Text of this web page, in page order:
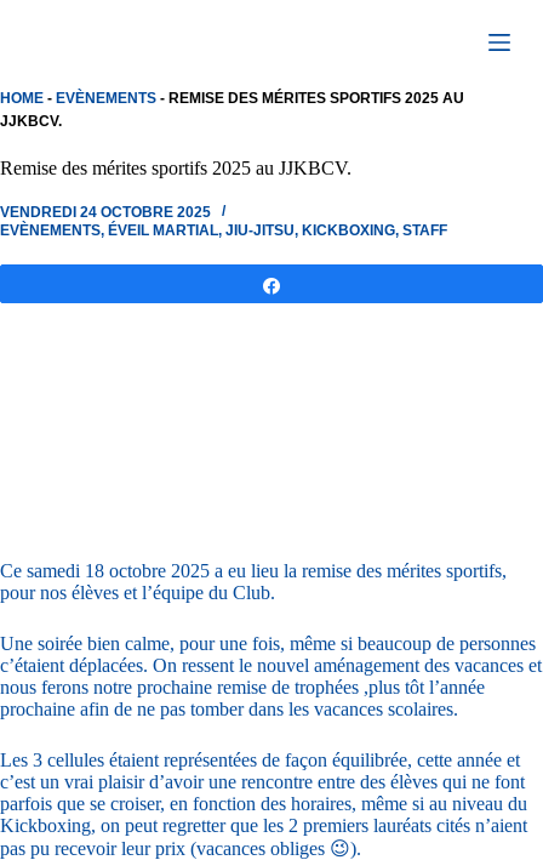
HOME - EVÈNEMENTS - REMISE DES MÉRITES SPORTIFS 2025 AU
JJKBCV.
Remise des mérites sportifs 2025 au JJKBCV.
VENDREDI 24 OCTOBRE 2025
EVÈNEMENTS, ÉVEIL MARTIAL, JIU-JITSU, KICKBOXING, STAFF
Ce samedi 18 octobre 2025 a eu lieu la remise des mérites sportifs,
pour nos élèves et l’équipe du Club.
Une soirée bien calme, pour une fois, même si beaucoup de personnes
c’étaient déplacées. On ressent le nouvel aménagement des vacances et
nous ferons notre prochaine remise de trophées ,plus tôt l’année
prochaine afin de ne pas tomber dans les vacances scolaires.
Les 3 cellules étaient représentées de façon équilibrée, cette année et
c’est un vrai plaisir d’avoir une rencontre entre des élèves qui ne font
parfois que se croiser, en fonction des horaires, même si au niveau du
Kickboxing, on peut regretter que les 2 premiers lauréats cités n’aient
pas pu recevoir leur prix (vacances obliges 😉).